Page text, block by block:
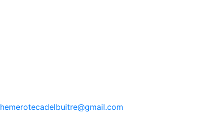
hemerotecadelbuitre@gmail.com